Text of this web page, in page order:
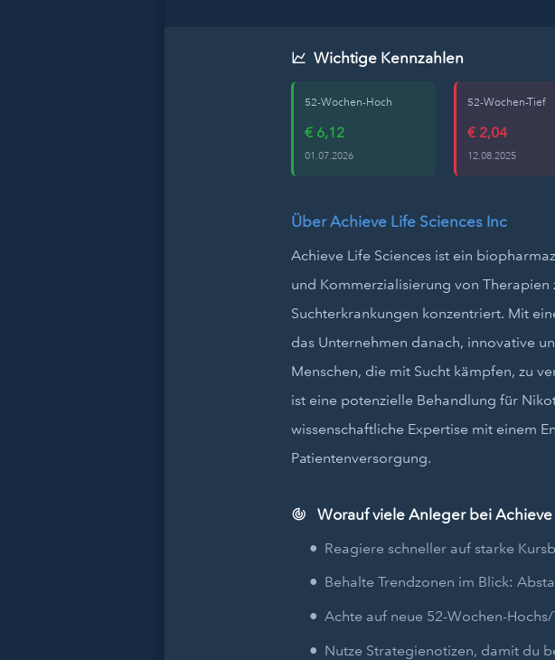
Wichtige Kennzahlen
52-Wochen-Hoch
€ 6,12
01.07.2026
52-Wochen-Tief
€ 2,04
12.08.2025
Über Achieve Life Sciences Inc
Achieve Life Sciences ist ein
und Kommerzialisierung von
Suchterkrankungen konzentriert. Mit
das Unternehmen danach, innovative
Menschen, die mit Sucht kämpfen, zu
ist eine potenzielle Behandlung für
wissenschaftliche Expertise mit einem
Patientenversorgung.
Worauf viele Anleger bei
Reagiere schneller auf starke
Behalte Trendzonen im Blick:
Achte auf neue 52-Wochen-
Nutze Strategienotizen, damit du